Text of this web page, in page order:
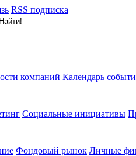
RSS подписка
компаний Календарь
Социальные инициативы
Фондовый рынок Личные